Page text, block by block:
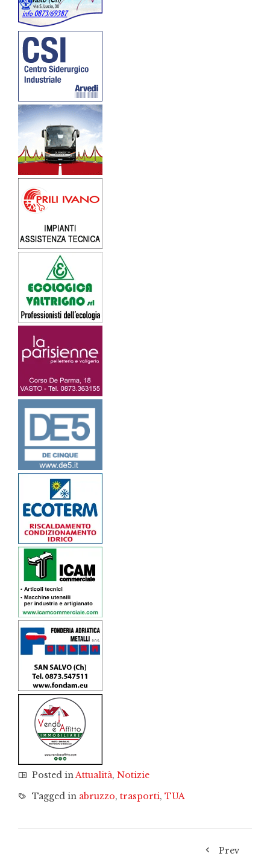
Posted inAttualità, Notizie
Tagged in abruzzo, trasporti, TUA
Prev